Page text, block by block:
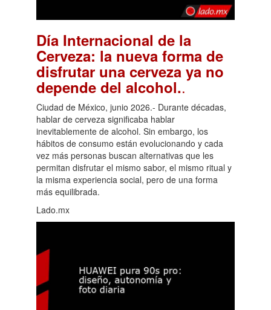
Día Internacional de la
Cerveza: la nueva forma de
disfrutar una cerveza ya no
depende del alcohol..
Ciudad de México, junio 2026.- Durante décadas,
hablar de cerveza significaba hablar
inevitablemente de alcohol. Sin embargo, los
hábitos de consumo están evolucionando y cada
vez más personas buscan alternativas que les
permitan disfrutar el mismo sabor, el mismo ritual y
la misma experiencia social, pero de una forma
más equilibrada.
Lado.mx